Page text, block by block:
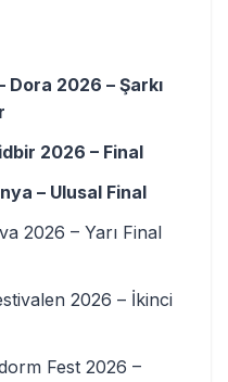
Dora 2026 – Şarkı
2026 – Final
– Ulusal Final
2026 – Yarı Final
2026 – İkinci
Fest 2026 –